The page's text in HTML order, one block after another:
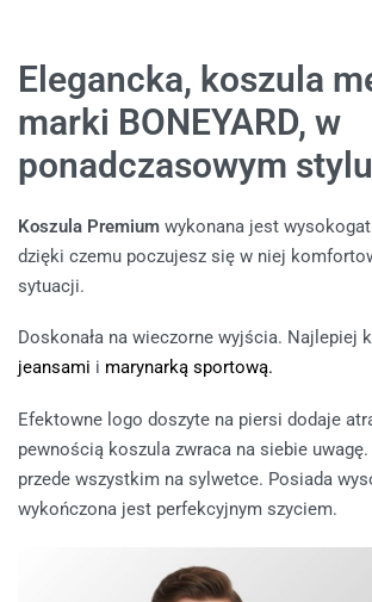
Elegancka, koszula
marki BONEYARD, w
ponadczasowym
Koszula Premium wykonana jest
dzięki czemu poczujesz się w niej
sytuacji.
Doskonała na wieczorne wyjścia. Najlepiej
jeansami i marynarką sportową.
Efektowne logo doszyte na piersi dodaje
pewnością koszula zwraca na siebie
przede wszystkim na sylwetce. Posiada
wykończona jest perfekcyjnym szyciem.